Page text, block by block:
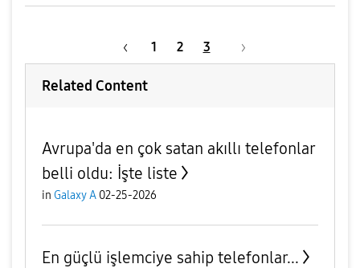
1 2 3
Related Content
Avrupa'da en çok satan akıllı telefonlar
belli oldu: İşte liste
in Galaxy A 02-25-2026
En güçlü işlemciye sahip telefonlar...